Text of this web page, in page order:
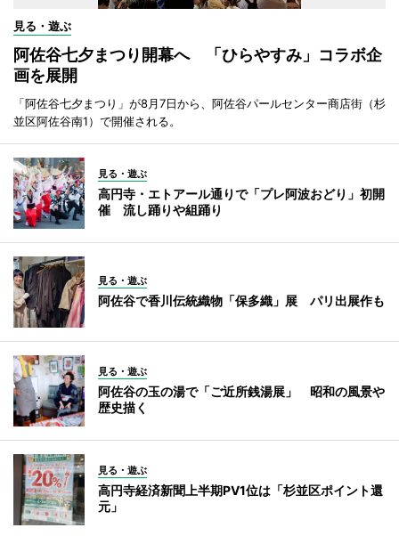
見る・遊ぶ
阿佐谷七夕まつり開幕へ 「ひらやすみ」コラボ企
画を展開
「阿佐谷七夕まつり」が8月7日から、阿佐谷パールセンター商店街（杉
並区阿佐谷南1）で開催される。
見る・遊ぶ
高円寺・エトアール通りで「プレ阿波おどり」初開
催 流し踊りや組踊り
見る・遊ぶ
阿佐谷で香川伝統織物「保多織」展 パリ出展作も
見る・遊ぶ
阿佐谷の玉の湯で「ご近所銭湯展」 昭和の風景や
歴史描く
見る・遊ぶ
高円寺経済新聞上半期PV1位は「杉並区ポイント還
元」